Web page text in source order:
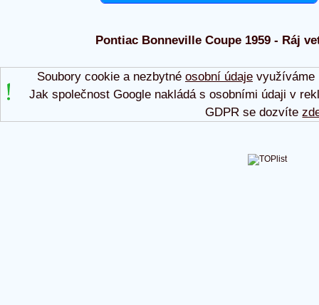
Pontiac Bonneville Coupe 1959 - Ráj
Soubory cookie a nezbytné osobní údajevyužíváme
Jak společnost Google nakládá s osobními údaji v
GDPR se dozvíte